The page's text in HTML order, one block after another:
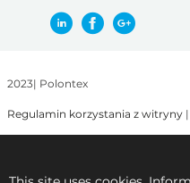
2023| Polontex
Regulamin korzystania z witryny |